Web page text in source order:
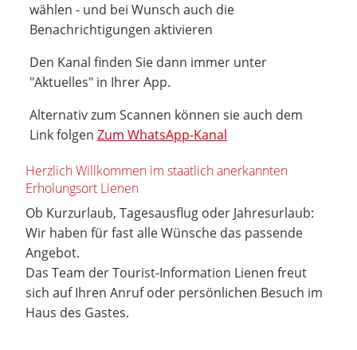
wählen - und bei Wunsch auch die
Benachrichtigungen aktivieren
Den Kanal finden Sie dann immer unter
"Aktuelles" in Ihrer App.
Alternativ zum Scannen können sie auch dem
Link folgen Zum WhatsApp-Kanal
Herzlich Willkommen im staatlich anerkannten
Erholungsort Lienen
Ob Kurzurlaub, Tagesausflug oder Jahresurlaub:
Wir haben für fast alle Wünsche das passende
Angebot.
Das Team der Tourist-Information Lienen freut
sich auf Ihren Anruf oder persönlichen Besuch im
Haus des Gastes.